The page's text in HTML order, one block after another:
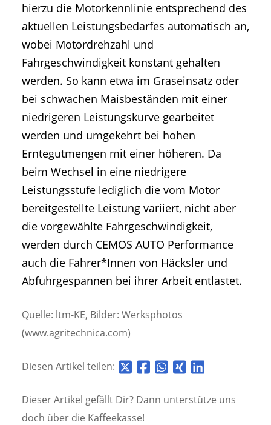
hierzu die Motorkennlinie entsprechend des
aktuellen Leistungsbedarfes automatisch an,
wobei Motordrehzahl und
Fahrgeschwindigkeit konstant gehalten
werden. So kann etwa im Graseinsatz oder
bei schwachen Maisbeständen mit einer
niedrigeren Leistungskurve gearbeitet
werden und umgekehrt bei hohen
Erntegutmengen mit einer höheren. Da
beim Wechsel in eine niedrigere
Leistungsstufe lediglich die vom Motor
bereitgestellte Leistung variiert, nicht aber
die vorgewählte Fahrgeschwindigkeit,
werden durch CEMOS AUTO Performance
auch die Fahrer*Innen von Häcksler und
Abfuhrgespannen bei ihrer Arbeit entlastet.
Quelle: ltm-KE, Bilder: Werksphotos
(www.agritechnica.com)
Diesen Artikel teilen:
Dieser Artikel gefällt Dir? Dann unterstütze uns
doch über die Kaffeekasse!